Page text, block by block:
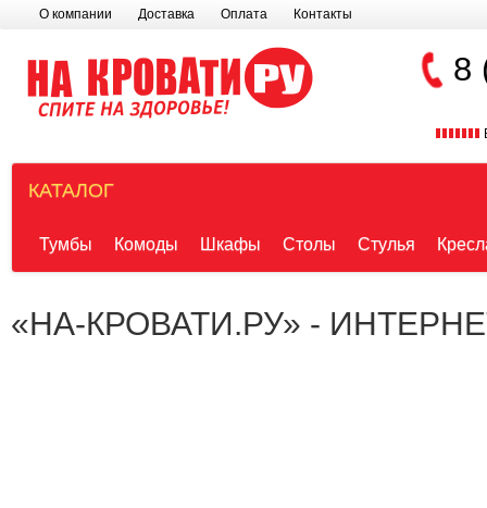
О компании Доставка Оплата Контакты
8
КАТАЛОГ
Тумбы Комоды Шкафы Столы Стулья
«НА-КРОВАТИ.РУ» -